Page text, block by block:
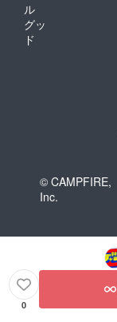
ル
グッ
ド
© CAMPFIRE,
Inc.
0